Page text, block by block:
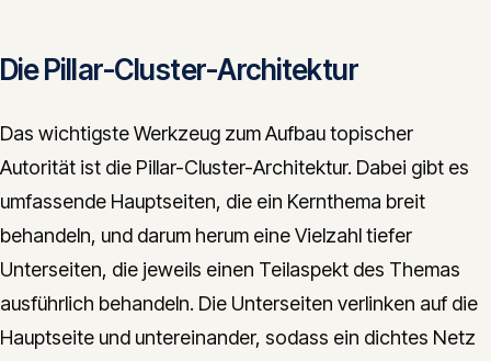
Die Pillar-Cluster-Architektur
Das wichtigste Werkzeug zum Aufbau topischer
Autorität ist die Pillar-Cluster-Architektur. Dabei gibt es
umfassende Hauptseiten, die ein Kernthema breit
behandeln, und darum herum eine Vielzahl tiefer
Unterseiten, die jeweils einen Teilaspekt des Themas
ausführlich behandeln. Die Unterseiten verlinken auf die
Hauptseite und untereinander, sodass ein dichtes Netz